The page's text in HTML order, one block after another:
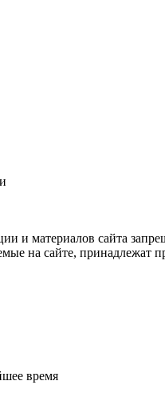
и материалов сайта
на сайте, принадлежат
время